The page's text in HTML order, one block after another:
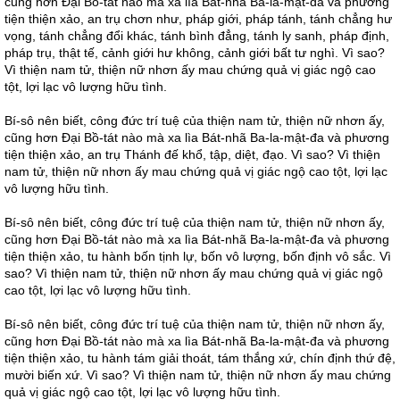
tiện thiện xảo, an trụ chơn như, pháp giới, pháp tánh, tánh chẳng hư
vọng, tánh chẳng đổi khác, tánh bình đẳng, tánh ly sanh, pháp định,
pháp trụ, thật tế, cảnh giới hư không, cảnh giới bất tư nghì. Vì sao?
Vì thiện nam tử, thiện nữ nhơn ấy mau chứng quả vị giác ngộ cao
tột, lợi lạc vô lượng hữu tình.
Bí-sô nên biết, công đức trí tuệ của thiện nam tử, thiện nữ nhơn ấy,
cũng hơn Đại Bồ-tát nào mà xa lìa Bát-nhã Ba-la-mật-đa và phương
tiện thiện xảo, an trụ Thánh đế khổ, tập, diệt, đạo. Vì sao? Vì thiện
nam tử, thiện nữ nhơn ấy mau chứng quả vị giác ngộ cao tột, lợi lạc
vô lượng hữu tình.
Bí-sô nên biết, công đức trí tuệ của thiện nam tử, thiện nữ nhơn ấy,
cũng hơn Đại Bồ-tát nào mà xa lìa Bát-nhã Ba-la-mật-đa và phương
tiện thiện xảo, tu hành bốn tịnh lự, bốn vô lượng, bốn định vô sắc. Vì
sao? Vì thiện nam tử, thiện nữ nhơn ấy mau chứng quả vị giác ngộ
cao tột, lợi lạc vô lượng hữu tình.
Bí-sô nên biết, công đức trí tuệ của thiện nam tử, thiện nữ nhơn ấy,
cũng hơn Đại Bồ-tát nào mà xa lìa Bát-nhã Ba-la-mật-đa và phương
tiện thiện xảo, tu hành tám giải thoát, tám thắng xứ, chín định thứ đệ,
mười biến xứ. Vì sao? Vì thiện nam tử, thiện nữ nhơn ấy mau chứng
quả vị giác ngộ cao tột, lợi lạc vô lượng hữu tình.